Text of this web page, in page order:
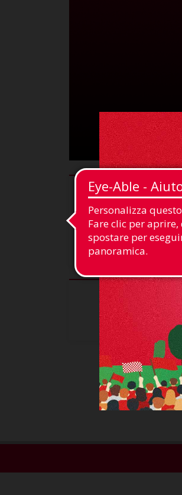
Posizione
31
Presenze